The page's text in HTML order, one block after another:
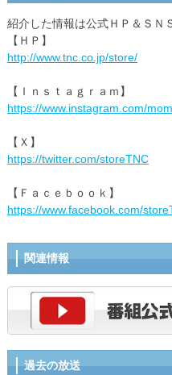
紹介した情報は公式ＨＰ＆ＳＮ
【ＨＰ】
http://www.tnc.co.jp/store/
【Ｉｎｓｔａｇｒａｍ】
https://www.instagram.com/
【Ｘ】
https://twitter.com/storeTNC
【Ｆａｃｅｂｏｏｋ】
https://www.facebook.com/
関連情報
過去の放送